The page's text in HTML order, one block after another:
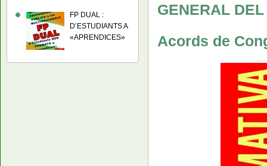
GENERAL
Acords de
FP DUAL :
D’ESTUDIANTS A
«APRENDICES»